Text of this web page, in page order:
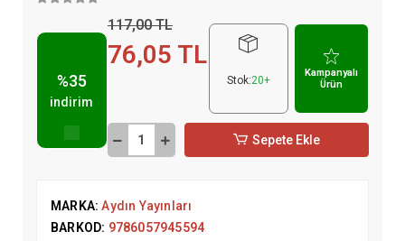
%35
indirim
117,00 TL
76,05 TL
Stok:20+
Kampanyalı
Ürün
Sepete Ekle
MARKA:Aydın Yayınları
BARKOD: 9786057945594